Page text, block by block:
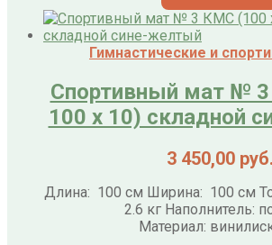
Гимнастические и
Спортивный мат №
100 х 10) складной
3 450,00 руб.
Длина: 100 см Ширина: 100 см
2.6 кг Наполнитель:
Материал: